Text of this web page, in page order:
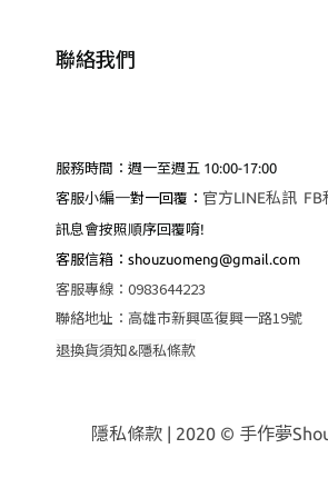
聯絡我們
服務時間：週一至週五 10:00-17:00
客服小編一對一回覆： 官方LINE私訊 FB
訊息會按照順序回覆唷!
客服信箱：shouzuomeng@gmail.com
客服專線 ： 0983644223
聯絡地址 ： 高雄市新興區復興一路19號
退換貨須知&隱私條款
隱私條款 | 2020 © 手作夢